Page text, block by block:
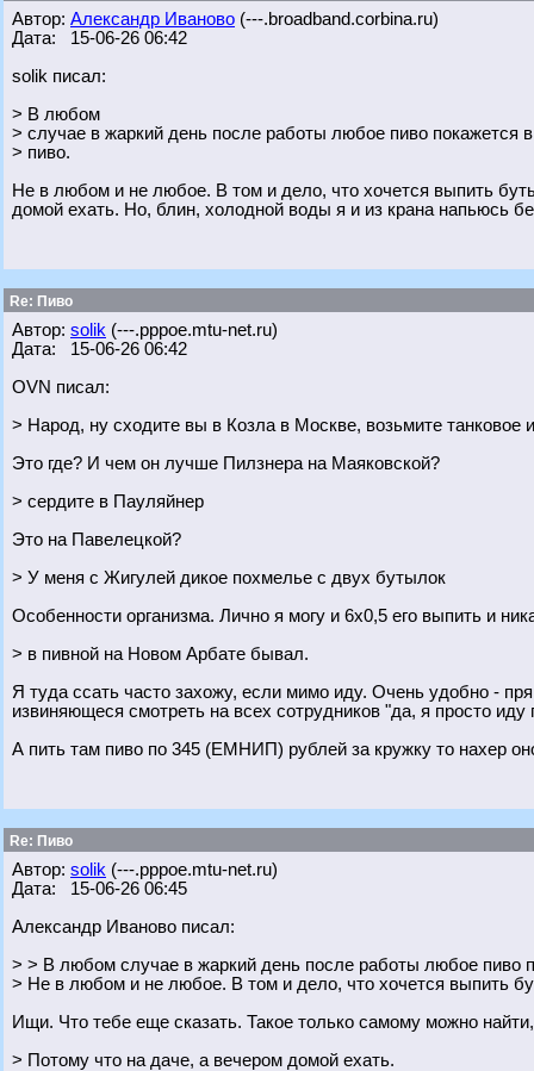
Автор: Александр Иваново (---.broadband.corbina.ru)
Дата: 15-06-26 06:42
solik писал:
> В любом
> случае в жаркий день после работы любое пиво покажется
> пиво.
Не в любом и не любое. В том и дело, что хочется выпить
домой ехать. Но, блин, холодной воды я и из крана напьюсь
Re: Пиво
Автор: solik (---.pppoe.mtu-net.ru)
Дата: 15-06-26 06:42
OVN писал:
> Народ, ну сходите вы в Козла в Москве, возьмите танковое
Это где? И чем он лучше Пилзнера на Маяковской?
> сердите в Пауляйнер
Это на Павелецкой?
> У меня с Жигулей дикое похмелье с двух бутылок
Особенности организма. Лично я могу и 6х0,5 его выпить и
> в пивной на Новом Арбате бывал.
Я туда ссать часто захожу, если мимо иду. Очень удобно -
извиняющеся смотреть на всех сотрудников "да, я просто иду
А пить там пиво по 345 (ЕМНИП) рублей за кружку то нахер
Re: Пиво
Автор: solik (---.pppoe.mtu-net.ru)
Дата: 15-06-26 06:45
Александр Иваново писал:
> > В любом случае в жаркий день после работы любое пиво
> Не в любом и не любое. В том и дело, что хочется выпить
Ищи. Что тебе еще сказать. Такое только самому можно
> Потому что на даче, а вечером домой ехать.